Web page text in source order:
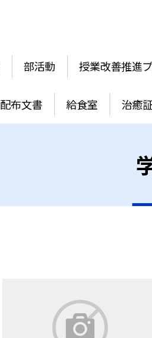
部活動 授業改善推進
配布文書 給食室 治癒